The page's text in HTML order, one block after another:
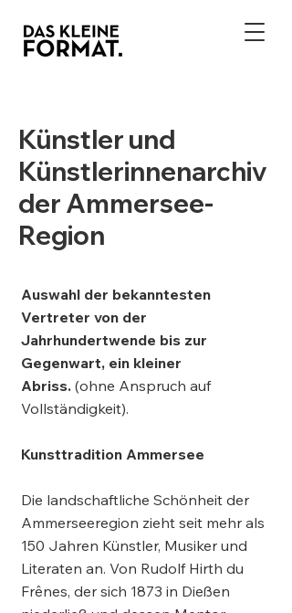
Künstler und
Künstlerinnenarchiv
der Ammersee-
Region
Auswahl der bekanntesten
Vertreter von der
Jahrhundertwende bis zur
Gegenwart, ein kleiner
Abriss. (ohne Anspruch auf
Vollständigkeit).
Kunsttradition Ammersee
Die landschaftliche Schönheit der
Ammerseeregion zieht seit mehr als
150 Jahren Künstler, Musiker und
Literaten an. Von Rudolf Hirth du
Frênes, der sich 1873 in Dießen